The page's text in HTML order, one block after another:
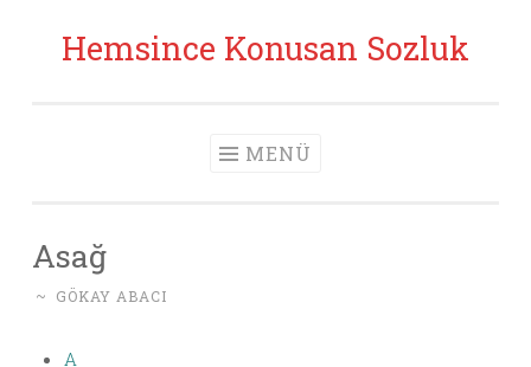
İçeriğe geç
Hemsince Konusan Sozluk
MENÜ
Asağ
~ GÖKAY ABACI
A